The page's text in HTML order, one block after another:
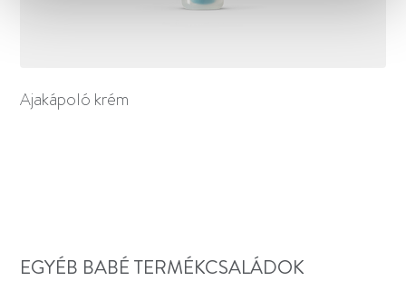
Ajakápoló krém
EGYÉB BABÉ TERMÉKCSALÁDOK